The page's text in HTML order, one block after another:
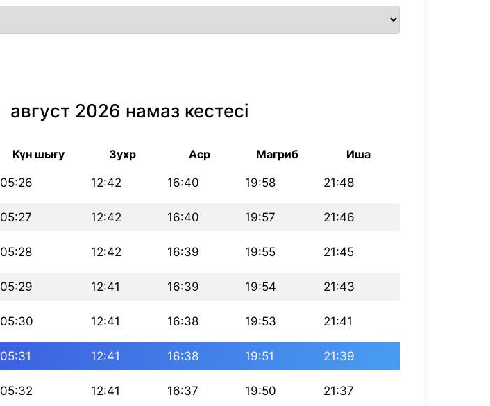
август 2026 намаз кестесі
Күн шығу Зухр Аср Магриб Иша
05:26 12:42 16:40 19:58 21:48
05:27 12:42 16:40 19:57 21:46
05:28 12:42 16:39 19:55 21:45
05:29 12:41 16:39 19:54 21:43
05:30 12:41 16:38 19:53 21:41
05:31 12:41 16:38 19:51 21:39
05:32 12:41 16:37 19:50 21:37